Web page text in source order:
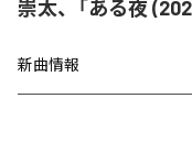
崇太、「ある夜
新曲情報